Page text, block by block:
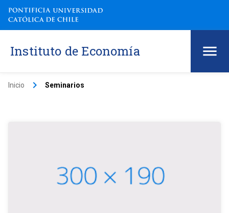
Instituto de Economía
Inicio keyboard_arrow_right Seminarios